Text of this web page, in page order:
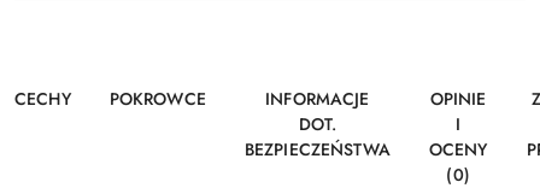
CECHY POKROWCE
INFORMACJE
DOT.
BEZPIECZEŃSTWA
OPINIE
I
OCENY
(0)